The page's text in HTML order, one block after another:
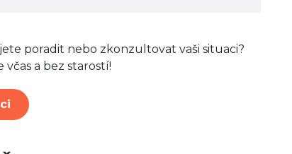
poradit nebo zkonzultovat vaši situaci?
včas a bez starostí!